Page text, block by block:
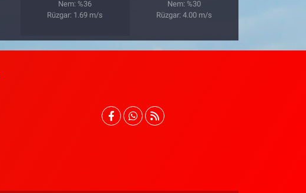
Nem: %36
Rüzgar: 1.69 m/s
Nem: %30
Rüzgar: 4.00 m/s